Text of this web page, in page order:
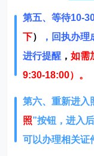
第五、等待10-
下） ，回执办
进行提醒 ，如需
9:30-18:00）。
第六、重新进入
照”按钮，进入
可以办理相关证